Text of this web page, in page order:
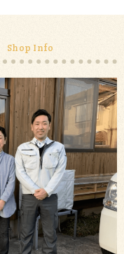
Shop Info